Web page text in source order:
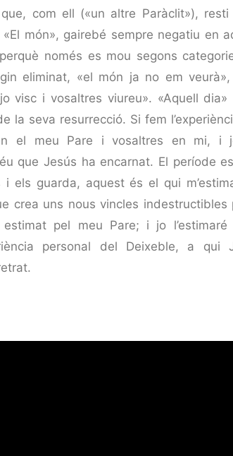
com ell («un altre Paràclit»), resti
món», gairebé sempre negatiu en
només es mou segons
eliminat, «el món ja no em
visc i vosaltres viureu». «Aquell dia»
la seva resurrecció. Si fem
el meu Pare i vosaltres en mi, i
que Jesús ha encarnat. El període
els guarda, aquest és el qui
crea uns nous vincles indestructibles
pel meu Pare; i jo
personal del Deixeble, a qui